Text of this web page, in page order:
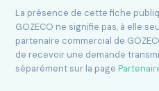
La présence de cette fiche
GOZECO ne signifie pas, à elle
partenaire commercial de
de recevoir une demande
séparément sur la page